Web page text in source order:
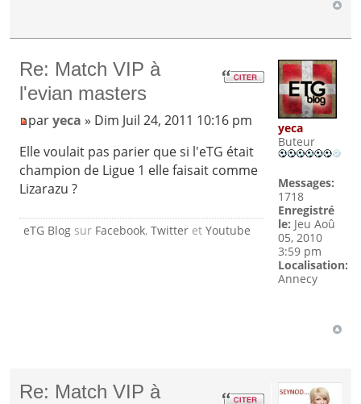
Re: Match VIP à
l'evian masters
paryeca » Dim Juil 24, 2011 10:16 pm
Elle voulait pas parier que si l'eTG était
champion de Ligue 1 elle faisait comme
Lizarazu ?
eTG Blog sur Facebook,Twitter etYoutube
yeca
Buteur
Messages:
1718
Enregistré
le: Jeu Aoû
05, 2010
3:59 pm
Localisation:
Annecy
Re: Match VIP à